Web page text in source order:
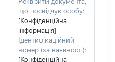
що посвідчує особу:
[Конфіденційна
інформація]
Ідентифікаційний
номер (за наявності):
[Конфіденційна